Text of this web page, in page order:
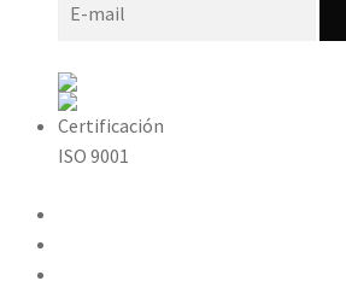
Certificación
ISO 9001